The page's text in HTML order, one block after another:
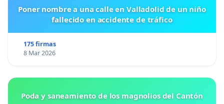
Poner nombre a una calle en Valladolid de un niño
fallecido en accidente de tráfico
175 firmas
8 Mar 2026
Poda y saneamiento de los magnolios del Cantón